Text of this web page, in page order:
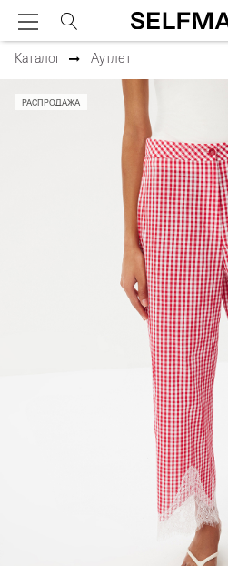
Каталог Аутлет
РАСПРОДАЖА